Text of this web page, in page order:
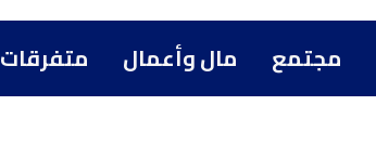
مجتمع مال وأعمال متفرقات